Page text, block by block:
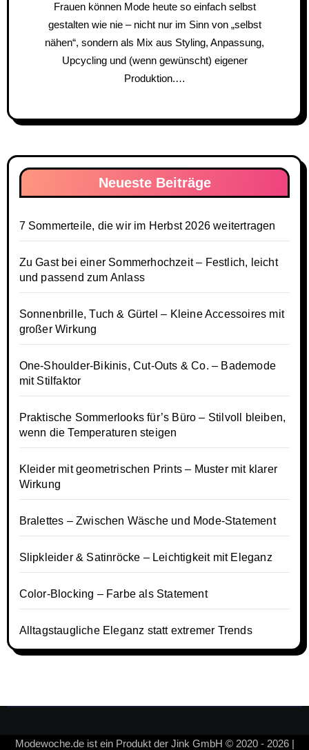
Frauen können Mode heute so einfach selbst
gestalten wie nie – nicht nur im Sinn von „selbst
nähen“, sondern als Mix aus Styling, Anpassung,
Upcycling und (wenn gewünscht) eigener
Produktion.…
Neueste Beiträge
7 Sommerteile, die wir im Herbst 2026 weitertragen
Zu Gast bei einer Sommerhochzeit – Festlich, leicht
und passend zum Anlass
Sonnenbrille, Tuch & Gürtel – Kleine Accessoires mit
großer Wirkung
One-Shoulder-Bikinis, Cut-Outs & Co. – Bademode
mit Stilfaktor
Praktische Sommerlooks für’s Büro – Stilvoll bleiben,
wenn die Temperaturen steigen
Kleider mit geometrischen Prints – Muster mit klarer
Wirkung
Bralettes – Zwischen Wäsche und Mode-Statement
Slipkleider & Satinröcke – Leichtigkeit mit Eleganz
Color-Blocking – Farbe als Statement
Alltagstaugliche Eleganz statt extremer Trends
Modewoche.de ist ein Produkt der Jink GmbH © 2020 - 2026 |